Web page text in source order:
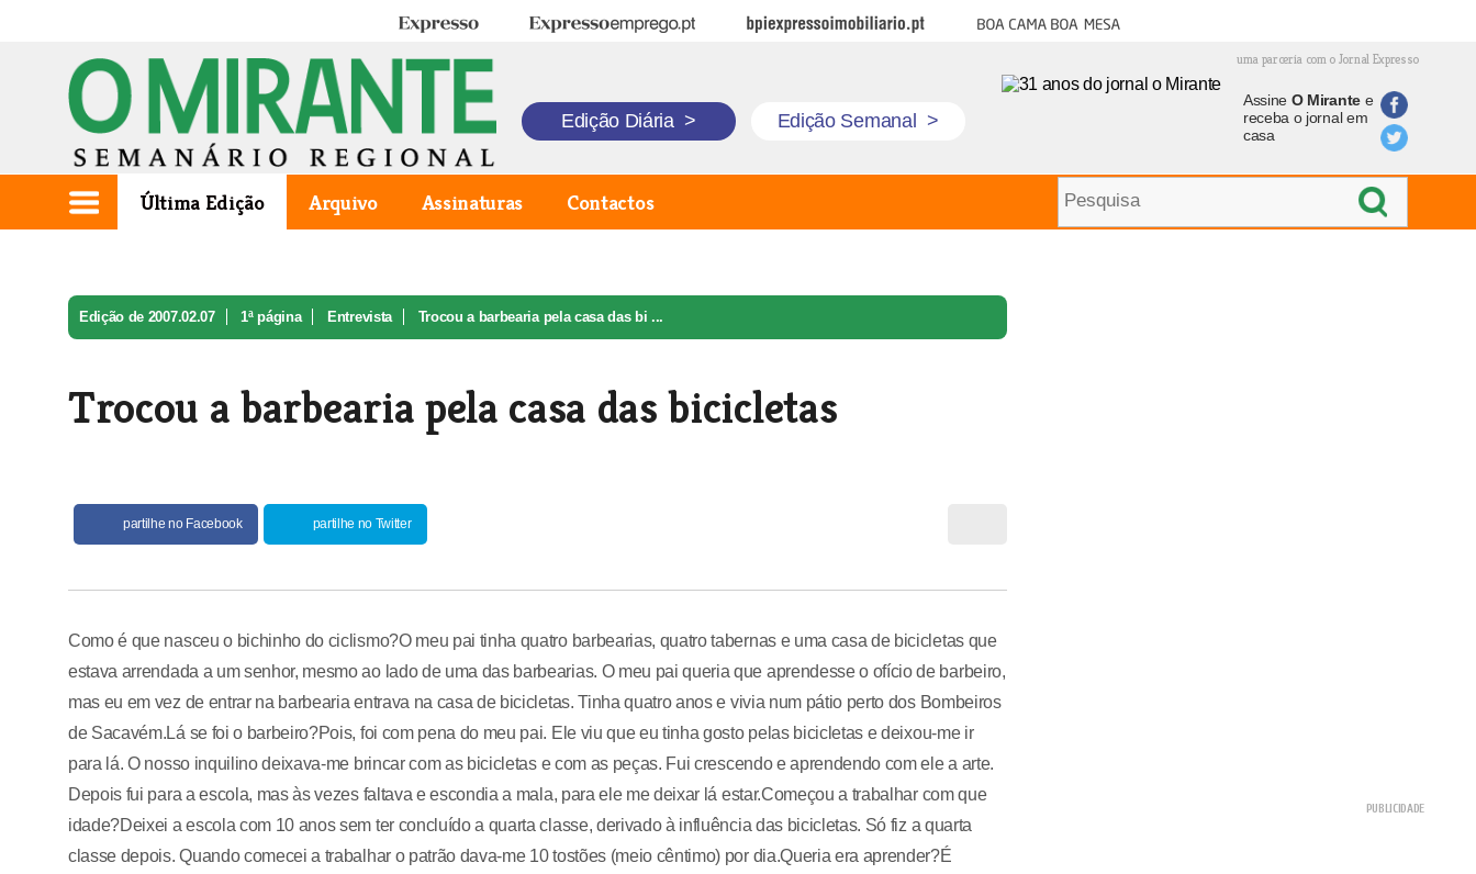
Expresso Expresso Emprego BPI Expresso Imobiliário Boa cama boa mesa
uma parceria com o Jornal Expresso
Edição Diária > Edição Semanal >
Assine O Mirantee
receba o jornal em
casa
Última Edição Arquivo Assinaturas Contactos
Edição de 2007.02.07 1ª página Entrevista Trocou a barbearia pela casa das bi ...
Trocou a barbearia pela casa das bicicletas
partilhe no Facebook partilhe no Twitter
Como é que nasceu o bichinho do ciclismo?O meu pai tinha quatro barbearias, quatro tabernas e uma casa de bicicletas que
estava arrendada a um senhor, mesmo ao lado de uma das barbearias. O meu pai queria que aprendesse o ofício de barbeiro,
mas eu em vez de entrar na barbearia entrava na casa de bicicletas. Tinha quatro anos e vivia num pátio perto dos Bombeiros
de Sacavém.Lá se foi o barbeiro?Pois, foi com pena do meu pai. Ele viu que eu tinha gosto pelas bicicletas e deixou-me ir
para lá. O nosso inquilino deixava-me brincar com as bicicletas e com as peças. Fui crescendo e aprendendo com ele a arte.
Depois fui para a escola, mas às vezes faltava e escondia a mala, para ele me deixar lá estar.Começou a trabalhar com que
idade?Deixei a escola com 10 anos sem ter concluído a quarta classe, derivado à influência das bicicletas. Só fiz a quarta
classe depois. Quando comecei a trabalhar o patrão dava-me 10 tostões (meio cêntimo) por dia.Queria era aprender?É